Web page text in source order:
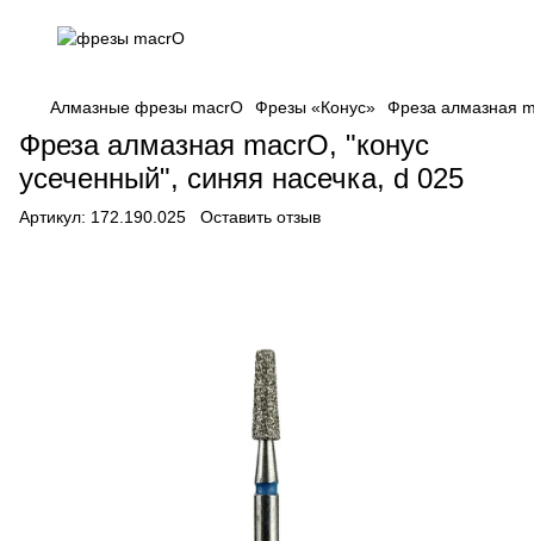
Алмазные фрезы macrO Фрезы «Конус» Фреза алмазная
Фреза алмазная macrO, "конус
усеченный", синяя насечка, d 025
Артикул: 172.190.025 Оставить отзыв